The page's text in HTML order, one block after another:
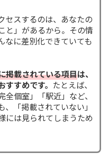
セスするのは、あなたの
と」があるから。その情
なに差別化できていても
掲載されている項目は、
すめです。 たとえば、
全個室」「駅近」など、
「掲載されていない」
には見られてしまうため